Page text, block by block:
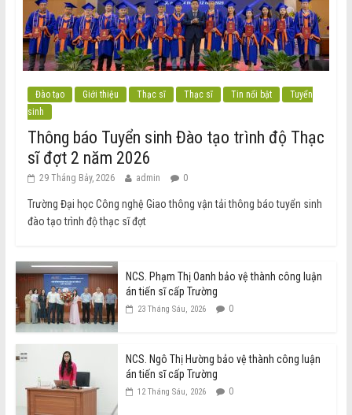
Đào tạo Giới thiệu Thạc sĩ Thạc sĩ Tin nổi bật
Tuyển
sinh
Thông báo Tuyển sinh Đào tạo trình độ Thạc
sĩ đợt 2 năm 2026
29 Tháng Bảy, 2026 admin 0
Trường Đại học Công nghệ Giao thông vận tải thông báo tuyển sinh
đào tạo trình độ thạc sĩ đợt
NCS. Phạm Thị Oanh bảo vệ thành công luận
án tiến sĩ cấp Trường
23 Tháng Sáu, 2026 0
NCS. Ngô Thị Hường bảo vệ thành công luận
án tiến sĩ cấp Trường
12 Tháng Sáu, 2026 0